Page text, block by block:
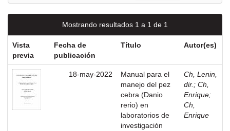
Mostrando resultados 1 a 1 de 1
Vista
previa
Fecha de
publicación
Título Autor(es)
18-may-2022
Manual para el
manejo del pez
cebra (Danio
rerio) en
laboratorios de
investigación
Ch, Lenin,
dir. ; Ch,
Enrique;
Ch,
Enrique